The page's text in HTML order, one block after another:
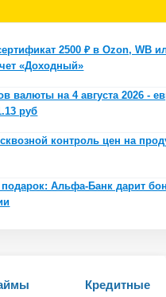
2500 ₽ в Ozon, WB
«Доходный»
валюты на 4 августа 2026 -
руб
контроль цен на
Альфа-Банк дарит
Кредитные